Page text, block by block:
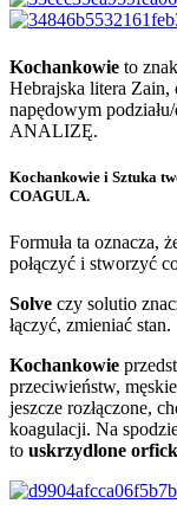
Kochankowie to
Hebrajska litera Zain,
napędowym
ANALIZĘ.
Kochankowie i Sztuka
COAGULA.
Formuła ta oznacza,
połączyć i stworzyć
Solve czy solutio
łączyć, zmieniać stan.
Kochankowie
przeciwieństw,
jeszcze rozłączone,
koagulacji. Na
to uskrzydlone